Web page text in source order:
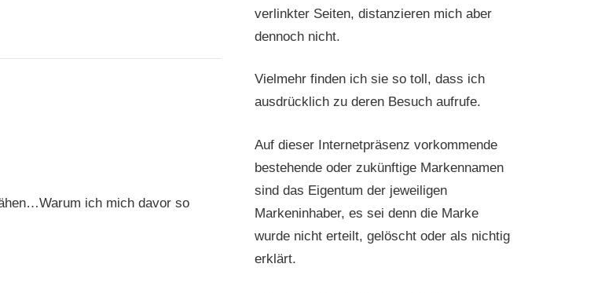
ich mich davor so
verlinkter Seiten, distanzieren mich aber
dennoch nicht.
Vielmehr finden ich sie so toll, dass ich
ausdrücklich zu deren Besuch aufrufe.
Auf dieser Internetpräsenz vorkommende
bestehende oder zukünftige Markennamen
sind das Eigentum der jeweiligen
Markeninhaber, es sei denn die Marke
wurde nicht erteilt, gelöscht oder als nichtig
erklärt.